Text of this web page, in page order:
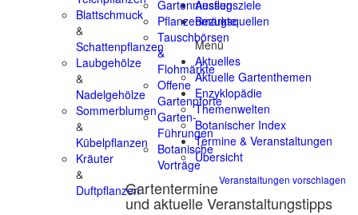
Blattschmuck
&
Schattenpflanzen
Laubgehölze
&
Nadelgehölze
Sommerblumen
&
Kübelpflanzen
Kräuter
&
Duftpflanzen
Gartenmessen
Pflanzenmärkte
Tauschbörsen
&
Flohmärkte
Offene
Gartenpforte
Garten-
Führungen
Botanische
Vorträge
Veranstaltungen vorschlagen
Gartentermine
und aktuelle Veranstaltungstipps
Ausflugsziele
Bezugsquellen
Menü
Aktuelles
Aktuelle Gartenthemen
Enzyklopädie
Themenwelten
Botanischer Index
Termine & Veranstaltungen
Übersicht